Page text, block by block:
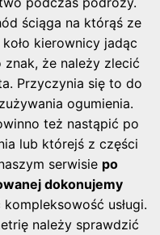
ściąga na którąś ze
kierownicy jadąc
że należy zlecić
Przyczynia się to do
ogumienia.
też nastąpić po
lub którejś z części
serwisie po
dokonujemy
usługi.
należy sprawdzić